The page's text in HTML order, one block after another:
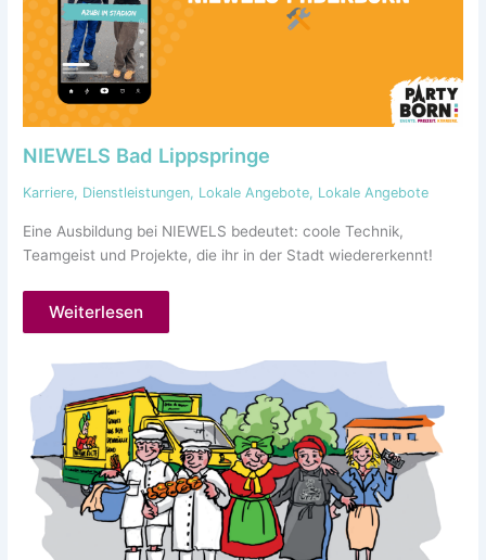
NIEWELS Bad Lippspringe
Karriere, Dienstleistungen, Lokale Angebote, Lokale Angebote
Eine Ausbildung bei NIEWELS bedeutet: coole Technik,
Teamgeist und Projekte, die ihr in der Stadt wiedererkennt!
Weiterlesen